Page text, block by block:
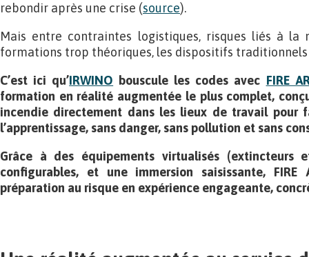
rebondir après une crise (source).
Mais entre contraintes logistiques, risques liés à
formations trop théoriques, les dispositifs
C’est ici qu’IRWINO bouscule les codes avec FIRE
formation en réalité augmentée le plus complet,
incendie directement dans les lieux de travail pour
l’apprentissage, sans danger, sans pollution et sans
Grâce à des équipements virtualisés (extincteurs
configurables, et une immersion saisissante,
préparation au risque en expérience engageante,